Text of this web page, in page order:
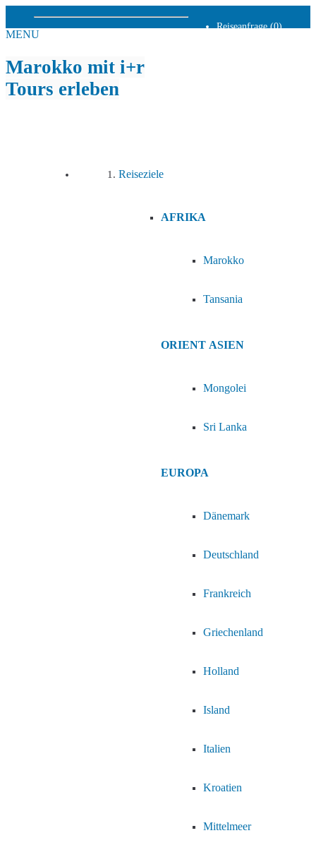
Reiseanfrage (0)
MENU
Reiseziele
AFRIKA
Marokko
Tansania
ORIENT ASIEN
Mongolei
Sri Lanka
EUROPA
Dänemark
Deutschland
Frankreich
Griechenland
Holland
Island
Italien
Kroatien
Mittelmeer
Marokko mit i+r
Tours erleben